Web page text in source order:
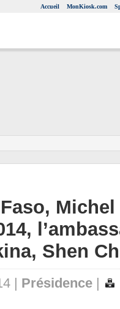
Accueil MonKiosk.com
Shen
| Présidence |